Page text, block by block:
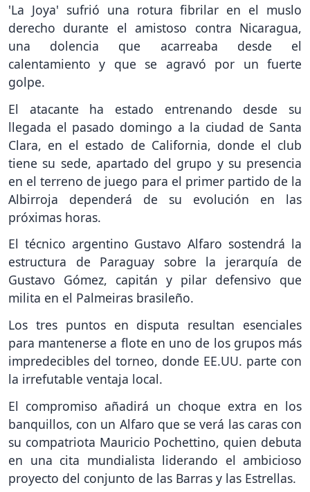
'La Joya' sufrió una rotura fibrilar en el muslo
derecho durante el amistoso contra Nicaragua,
una dolencia que acarreaba desde el
calentamiento y que se agravó por un fuerte
golpe.
El atacante ha estado entrenando desde su
llegada el pasado domingo a la ciudad de Santa
Clara, en el estado de California, donde el club
tiene su sede, apartado del grupo y su presencia
en el terreno de juego para el primer partido de la
Albirroja dependerá de su evolución en las
próximas horas.
El técnico argentino Gustavo Alfaro sostendrá la
estructura de Paraguay sobre la jerarquía de
Gustavo Gómez, capitán y pilar defensivo que
milita en el Palmeiras brasileño.
Los tres puntos en disputa resultan esenciales
para mantenerse a flote en uno de los grupos más
impredecibles del torneo, donde EE.UU. parte con
la irrefutable ventaja local.
El compromiso añadirá un choque extra en los
banquillos, con un Alfaro que se verá las caras con
su compatriota Mauricio Pochettino, quien debuta
en una cita mundialista liderando el ambicioso
proyecto del conjunto de las Barras y las Estrellas.